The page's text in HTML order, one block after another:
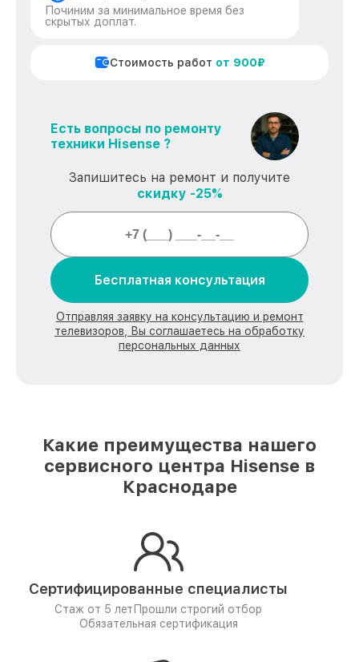
Починим за минимальное время без
скрытых доплат.
Стоимость работ от 900₽
Есть вопросы по ремонту
техники Hisense ?
Запишитесь на ремонт и получите
скидку -25%
Бесплатная консультация
Отправляя заявку на консультацию и ремонт
телевизоров, Вы соглашаетесь на обработку
персональных данных
Какие преимущества нашего
сервисного центра Hisense в
Краснодаре
Сертифицированные специалисты
Стаж от 5 лет Прошли строгий отбор
Обязательная сертификация